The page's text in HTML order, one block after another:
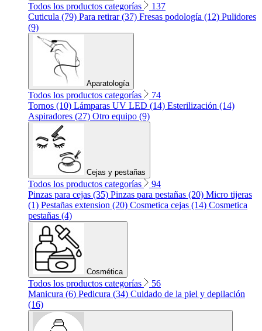
Todos los productos categorías
137
Cuticula (79) Para retirar (37) Fresas podología (12) Pulidores
(9)
Aparatología
Todos los productos categorías
74
Tornos (10) Lámparas UV LED (14) Esterilización (14)
Aspiradores (27) Otro equipo (9)
Cejas y pestañas
Todos los productos categorías
94
Pinzas para cejas (35) Pinzas para pestañas (20) Micro tijeras
(1) Pestañas extension (20) Cosmetica cejas (14) Cosmetica
pestañas (4)
Cosmética
Todos los productos categorías
56
Manicura (6) Pedicura (34) Cuidado de la piel y depilación
(16)